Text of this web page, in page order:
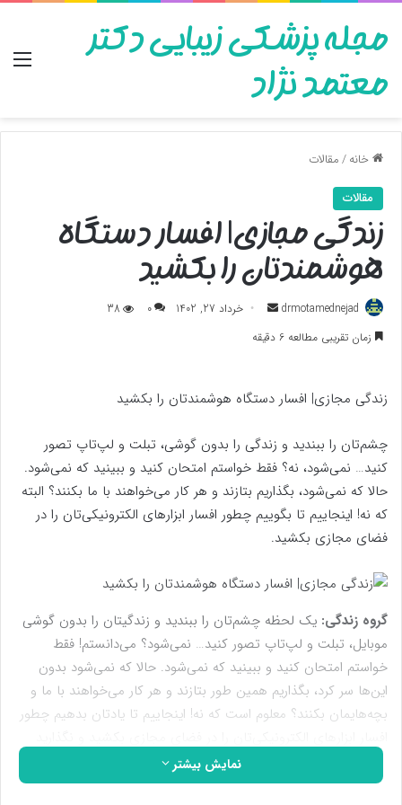
مجله پزشکی زیبایی دکتر
معتمد نژاد
خانه/مقالات
مقالات
زندگی مجازی| افسار دستگاه
هوشمندتان را بکشید
drmotamednejad
ارسال
به
خرداد 27, 1402 0
38
زمان تقریبی مطالعه 6 دقیقه
زندگی مجازی| افسار دستگاه هوشمندتان را بکشید
چشم‌تان را ببندید و زندگی را بدون گوشی، تبلت و لپ‌تاپ تصور
کنید… نمی‌شود، نه؟ فقط خواستم امتحان کنید و ببینید که نمی‌شود.
حالا که نمی‌شود، بگذاریم بتازند و هر کار می‌خواهند با ما بکنند؟ البته
که نه! اینجاییم تا بگوییم چطور افسار ابزارهای الکترونیکی‌تان را در
فضای مجازی بکشید.
گروه زندگی: یک لحظه چشم‌تان را ببندید و زندگیتان را بدون گوشی
موبایل، تبلت و لپ‌تاپ تصور کنید… نمی‌شود؟ می‌دانستم! فقط
خواستم امتحان کنید و ببینید که نمی‌شود. حالا که نمی‌شود بدون
این‌ها سر کرد، بگذاریم همین طور بتازند و هر کار می‌خواهند با ما و
بچه‌هایمان بکنند؟ معلوم است که نه! اینجاییم تا یادتان بدهیم چطور
شما و فرزندتان را به هر سمتی که می‌خواهند بکشند.
نمایش بیشتر